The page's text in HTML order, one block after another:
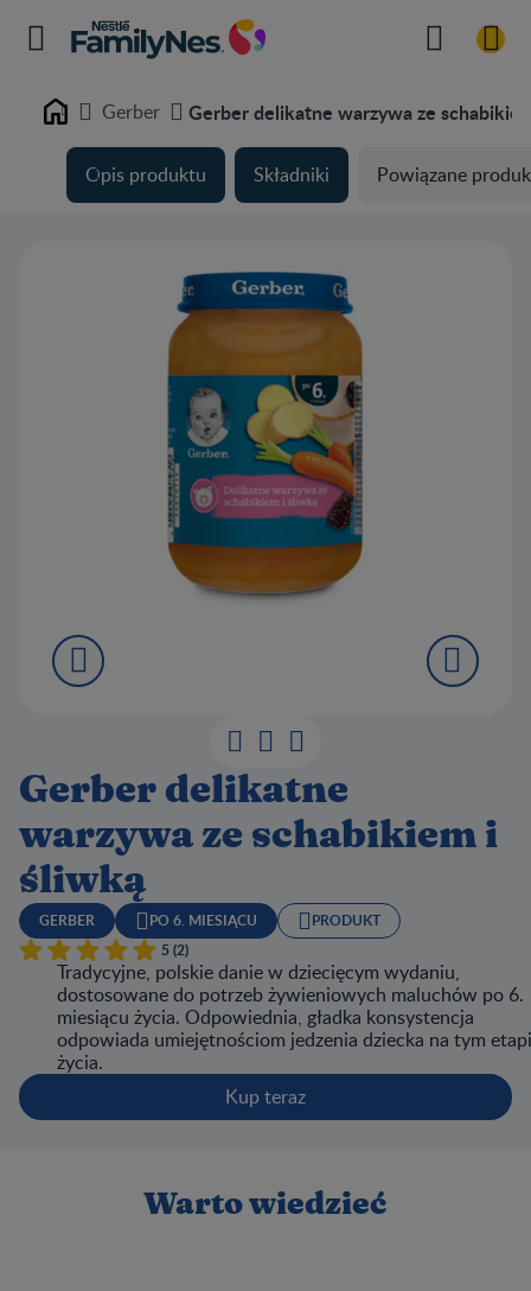
Home Gerber Gerber delikatne warzywa ze
Opis produktu Składniki Powiązane
Gerber delikatne
warzywa ze schabikiem i
śliwką
GERBER PO 6. MIESIĄCU
PRODUKT
5 (2)
Tradycyjne, polskie danie w dziecięcym wydaniu,
dostosowane do potrzeb żywieniowych maluchów po 6.
miesiącu życia. Odpowiednia, gładka konsystencja
odpowiada umiejętnościom jedzenia dziecka na tym
życia.
Kup teraz
Warto wiedzieć